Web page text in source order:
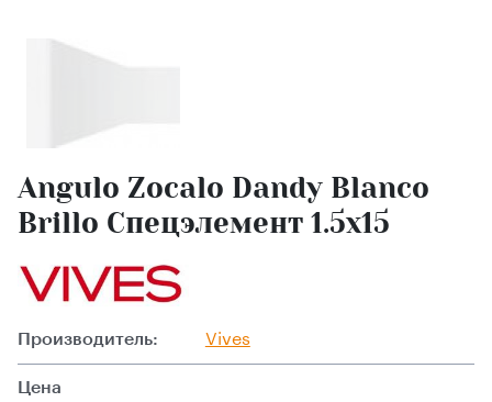
Angulo Zocalo Dandy Blanco
Brillo Спецэлемент 1.5x15
Производитель: Vives
Цена